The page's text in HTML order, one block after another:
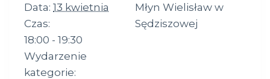
Data: 13 kwietnia
Czas:
18:00 - 19:30
Wydarzenie
kategorie:
Młyn Wielisław w
Sędziszowej